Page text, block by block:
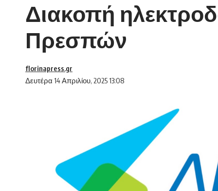
Διακοπή
Πρεσπών
Δευτέρα 14 Απριλίου, 2025 13:08
florinapress.gr